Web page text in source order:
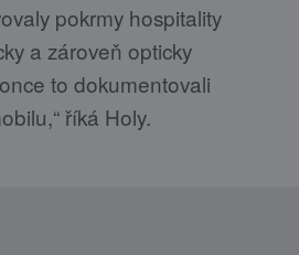
pokrmy hospitality
a zároveň opticky
to dokumentovali
říká Holy.